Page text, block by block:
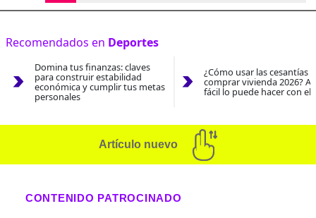
Recomendados en Deportes
Domina tus finanzas: claves
para construir estabilidad
económica y cumplir tus metas
personales
¿Cómo usar las cesantías
comprar vivienda 2026?
fácil lo puede hacer con el
Artículo nuevo
CONTENIDO PATROCINADO